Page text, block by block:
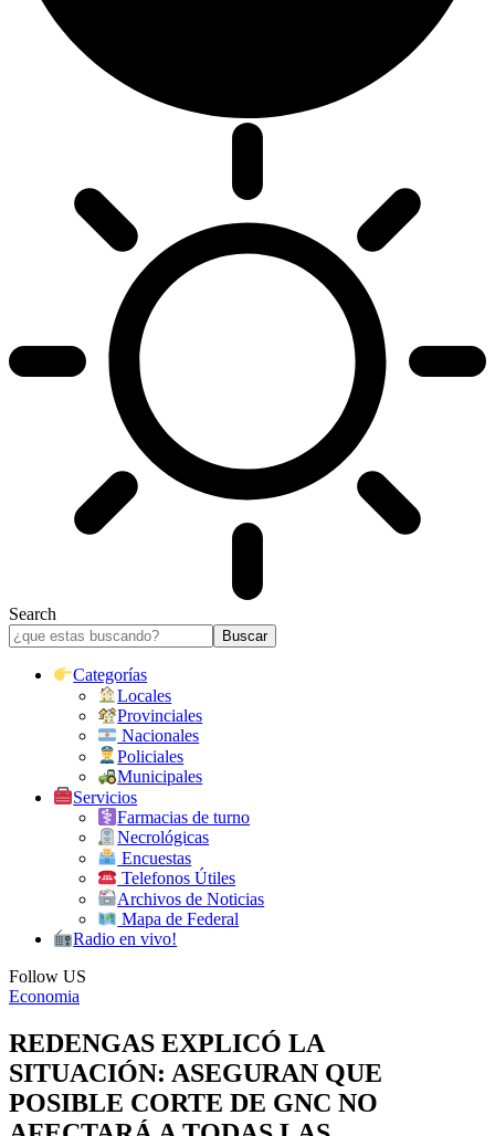
Search
Categorías
Locales
Provinciales
Nacionales
Policiales
Municipales
Servicios
Farmacias de turno
Necrológicas
Encuestas
Telefonos Útiles
Archivos de Noticias
Mapa de Federal
Radio en vivo!
Follow US
Economia
REDENGAS EXPLICÓ LA
SITUACIÓN: ASEGURAN QUE
POSIBLE CORTE DE GNC NO